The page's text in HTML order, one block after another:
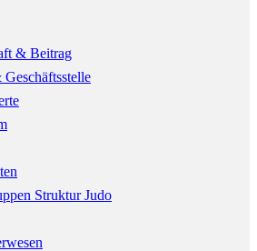
& Beitrag
Struktur Judo